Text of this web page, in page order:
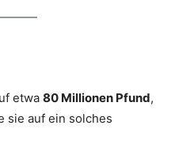
etwa 80 Millionen Pfund,
sie auf ein solches